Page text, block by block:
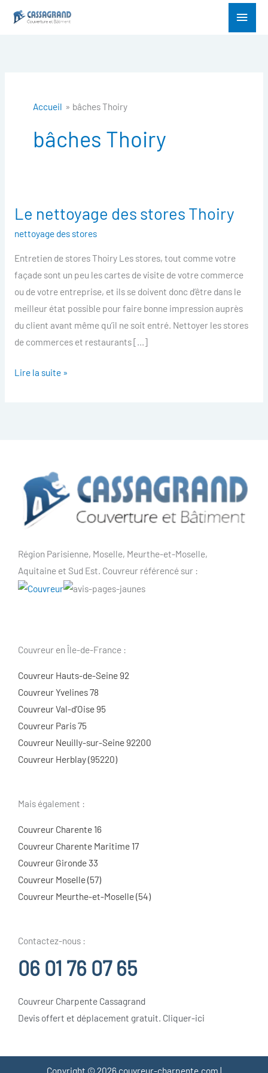
Menu
Accueil bâches Thoiry
bâches Thoiry
Le nettoyage des stores Thoiry
nettoyage des stores
Entretien de stores Thoiry Les stores, tout comme votre
façade sont un peu les cartes de visite de votre commerce
ou de votre entreprise, et ils se doivent donc d’être dans le
meilleur état possible pour faire bonne impression auprès
du client avant même qu’il ne soit entré. Nettoyer les stores
de commerces et restaurants […]
Le
stores
Thoiry
Lire la suite »
Région Parisienne, Moselle, Meurthe-et-Moselle,
Aquitaine et Sud Est. Couvreur référencé sur :
Couvreur en Île-de-France :
Couvreur Hauts-de-Seine 92
Couvreur Yvelines 78
Couvreur Val-d’Oise 95
Couvreur Paris 75
Couvreur Neuilly-sur-Seine 92200
Couvreur Herblay (95220)
Mais également :
Couvreur Charente 16
Couvreur Charente Maritime 17
Couvreur Gironde 33
Couvreur Moselle (57)
Couvreur Meurthe-et-Moselle (54)
Contactez-nous :
06 01 76 07 65
Couvreur Charpente Cassagrand
Devis offert et déplacement gratuit. Cliquer-ici
Copyright © 2026 couvreur-charpente.com |